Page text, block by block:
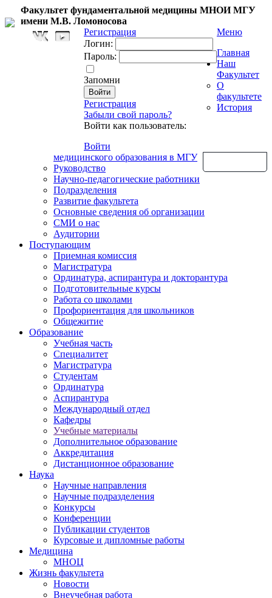
Факультет фундаментальной медицины МНОИ МГУ
имени М.В. Ломоносова
Регистрация
Логин:
Пароль:
Запомни
Регистрация
Забыли свой пароль?
Войти как пользователь:
Войти
Меню
Главная
Наш
Факультет
О
факультете
История
медицинского образования в МГУ
Руководство
Научно-педагогические работники
Подразделения
Развитие факультета
Основные сведения об организации
СМИ о нас
Аудитории
Поступающим
Приемная комиссия
Магистратура
Ординатура, аспирантура и докторантура
Подготовительные курсы
Работа со школами
Профориентация для школьников
Общежитие
Образование
Учебная часть
Специалитет
Магистратура
Студентам
Ординатура
Аспирантура
Международный отдел
Кафедры
Учебные материалы
Дополнительное образование
Аккредитация
Дистанционное образование
Наука
Научные направления
Научные подразделения
Конкурсы
Конференции
Публикации студентов
Курсовые и дипломные работы
Медицина
МНОЦ
Жизнь факультета
Новости
Внеучебная работа